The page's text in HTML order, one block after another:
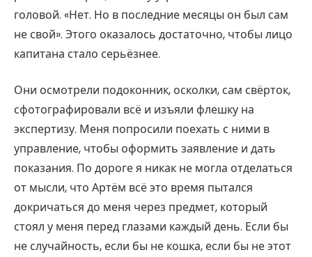
головой. «Нет. Но в последние месяцы он был сам
не свой». Этого оказалось достаточно, чтобы лицо
капитана стало серьёзнее.
Они осмотрели подоконник, осколки, сам свёрток,
сфотографировали всё и изъяли флешку на
экспертизу. Меня попросили поехать с ними в
управление, чтобы оформить заявление и дать
показания. По дороге я никак не могла отделаться
от мысли, что Артём всё это время пытался
докричаться до меня через предмет, который
стоял у меня перед глазами каждый день. Если бы
не случайность, если бы не кошка, если бы не этот